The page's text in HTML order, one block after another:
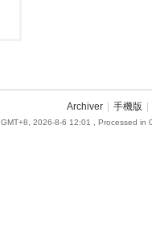
Archiver 手機版
GMT+8, 2026-8-6 12:01 , Processed in